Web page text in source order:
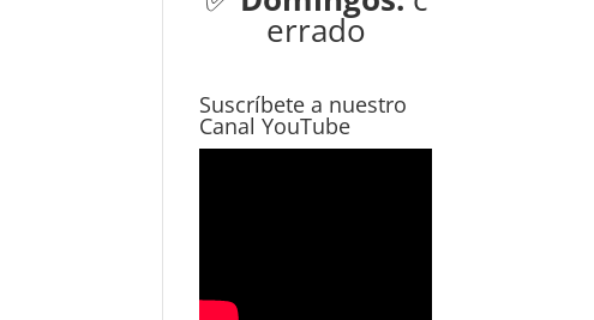
errado
Suscríbete a nuestro
Canal YouTube